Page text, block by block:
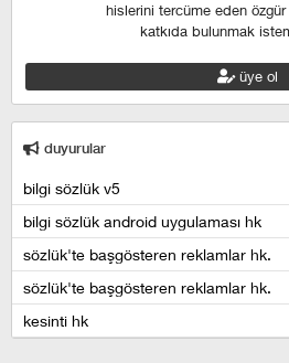
hislerini tercüme eden özgür
katkıda bulunmak
üye ol
duyurular
bilgi sözlük v5
bilgi sözlük android uygulaması hk
sözlük'te başgösteren reklamlar hk.
sözlük'te başgösteren reklamlar hk.
kesinti hk